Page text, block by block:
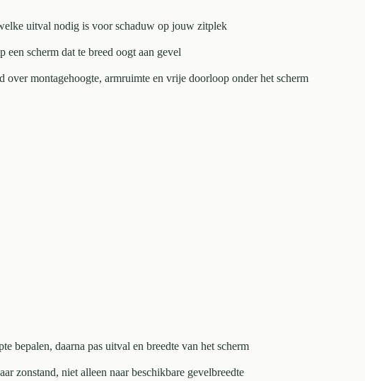
uitval nodig is voor schaduw op jouw zitplek
een scherm dat te breed oogt aan gevel
over montagehoogte, armruimte en vrije doorloop onder het scherm
bepalen, daarna pas uitval en breedte van het scherm
zonstand, niet alleen naar beschikbare gevelbreedte